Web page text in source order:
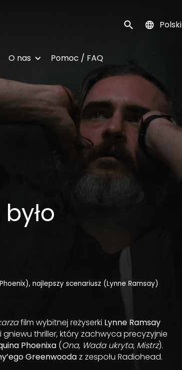
Wyszukaj Polski
O nas Pomoc / FAQ
najlepszy scenariusz (Lynne Ramsay)
film wybitnej reżyserki Lynne Ramsay
i gniewu thriller, który zachwyca precyzyjnie
Phoenixa (Ona, Wada ukryta, Mistrz).
Greenwooda z zespołu Radiohead.